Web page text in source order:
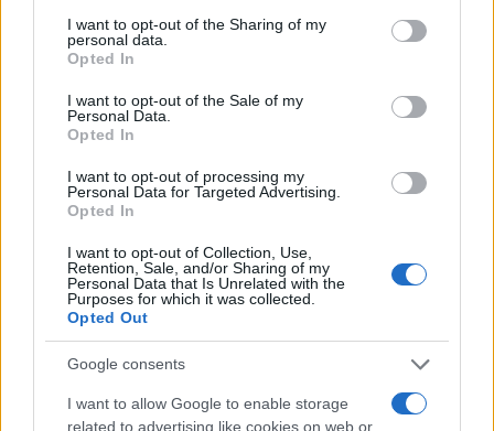
not limited to your visit or usage behaviour. You may click to
grant or deny consent to Google and its third-party tags to
use your data for below specified purposes in below Google
consent section.
I want to opt-out of the Sharing of my
personal data.
Opted In
I want to opt-out of the Sale of my
Personal Data.
Opted In
I want to opt-out of processing my
Personal Data for Targeted Advertising.
Opted In
I want to opt-out of Collection, Use,
Retention, Sale, and/or Sharing of my
Personal Data that Is Unrelated with the
Purposes for which it was collected.
Opted Out
Google consents
I want to allow Google to enable storage
related to advertising like cookies on web or